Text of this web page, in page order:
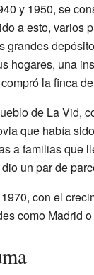
y 1950, se
a esto, varios
grandes
hogares, una
la finca
de La Vid,
que había
a familias que
un par de
con el
como Madrid